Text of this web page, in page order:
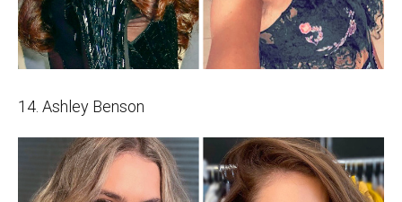
14. Ashley Benson